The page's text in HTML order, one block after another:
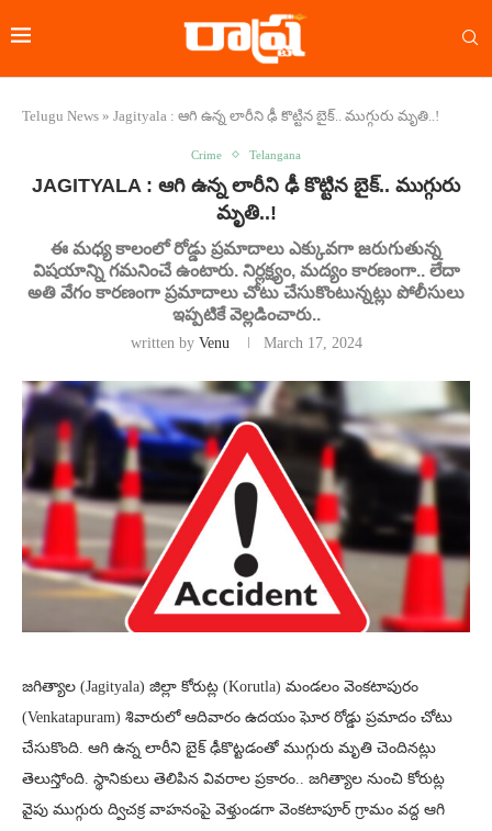
Telugu News » Jagityala : ఆగి ఉన్న లారీని ఢీ కొట్టిన బైక్.. ముగ్గురు మృతి..!
Crime Telangana
JAGITYALA : ఆగి ఉన్న లారీని ఢీ కొట్టిన బైక్.. ముగ్గురు
మృతి..!
ఈ మధ్య కాలంలో రోడ్డు ప్రమాదాలు ఎక్కువగా జరుగుతున్న
విషయాన్ని గమనించే ఉంటారు. నిర్లక్ష్యం, మద్యం కారణంగా.. లేదా
అతి వేగం కారణంగా ప్రమాదాలు చోటు చేసుకొంటున్నట్లు పోలీసులు
ఇప్పటికే వెల్లడించారు..
written by Venu March 17, 2024
జగిత్యాల (Jagityala) జిల్లా కోరుట్ల (Korutla) మండలం వెంకటాపురం
(Venkatapuram) శివారులో ఆదివారం ఉదయం ఘోర రోడ్డు ప్రమాదం చోటు
చేసుకొంది. ఆగి ఉన్న లారీని బైక్ ఢీకొట్టడంతో ముగ్గురు మృతి చెందినట్లు
తెలుస్తోంది. స్థానికులు తెలిపిన వివరాల ప్రకారం.. జగిత్యాల నుంచి కోరుట్ల
వైపు ముగ్గురు ద్విచక్ర వాహనంపై వెళ్తుండగా వెంకటాపూర్ గ్రామం వద్ద ఆగి